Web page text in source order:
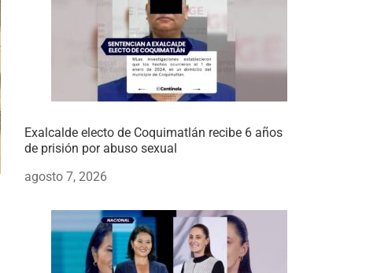
Exalcalde electo de Coquimatlán recibe 6 años
de prisión por abuso sexual
agosto 7, 2026